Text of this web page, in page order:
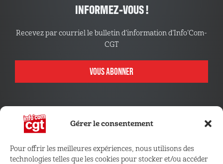
Gérer le consentement
Pour offrir les meilleures expériences, nous utilisons des
technologies telles que les cookies pour stocker et/ou accéder
INFORMEZ-VOUS !
Recevez par courriel le bulletin d’information d’Info’Com-
CGT
VOUS ABONNER